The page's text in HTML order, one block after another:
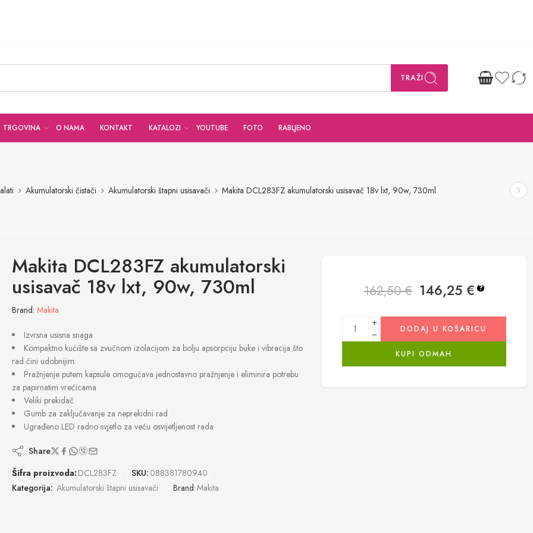
TRAŽI
TRGOVINA O NAMA KONTAKT KATALOZI YOUTUBE FOTO RABLJENO
Akumulatorski čistači Akumulatorski štapni usisavači Makita DCL283FZ akumulatorski usisavač 18v lxt, 90w, 730ml
Makita DCL283FZ akumulatorski
usisavač 18v lxt, 90w, 730ml
Brand: Makita
Izvrsna usisna snaga
Kompaktno kućište sa zvučnom izolacijom za bolju apsorpciju buke i vibracija što
rad čini udobnijim.
Pražnjenje putem kapsule omogućava jednostavno pražnjenje i eliminira potrebu
za papirnatim vrećicama
Veliki prekidač
Gumb za zaključavanje za neprekidni rad
Ugrađeno LED radno svjetlo za veću osvijetljenost rada
Share
Šifra proizvoda:DCL283FZ SKU: 088381780940
Kategorija: Akumulatorski štapni usisavači Brand:Makita
162,50€ 146,25 € ?
DODAJ U KOŠARICU
KUPI ODMAH